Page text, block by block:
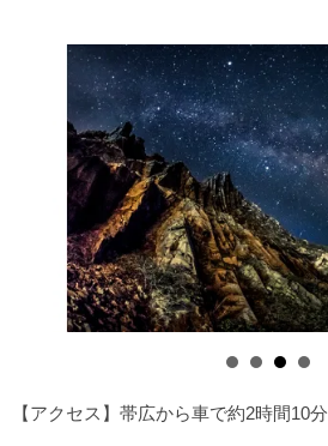
【アクセス】帯広から車で約2時間10分